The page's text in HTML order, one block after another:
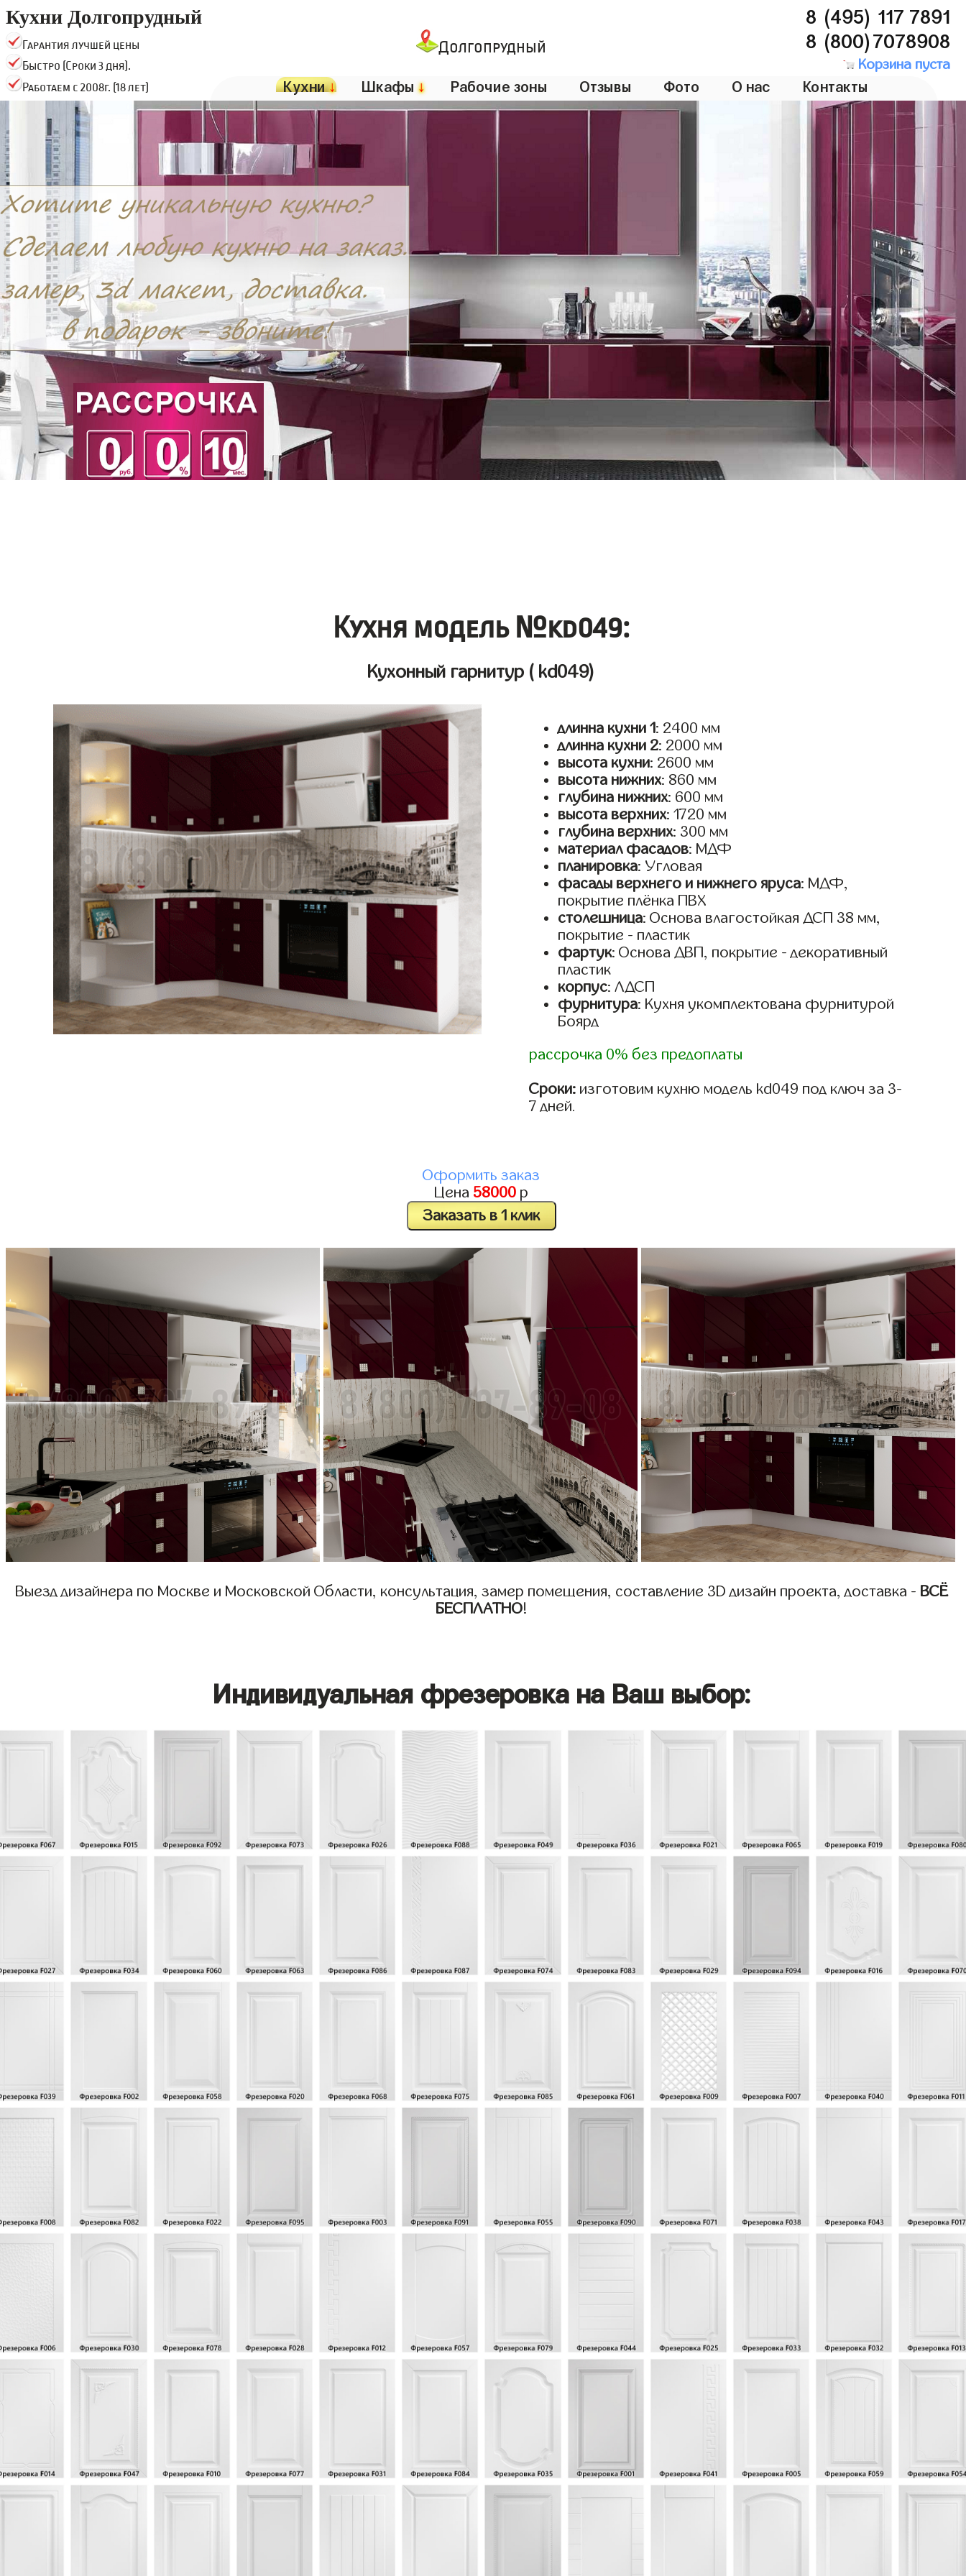
Кухни Долгопрудный
Гарантия лучшей цены
Быстро (Сроки 3 дня).
Работаем с 2008г. (18 лет)
Долгопрудный
8 (495) 117 7891
8 (800)7078908
Корзина пуста
Кухни↓ Шкафы↓ Рабочие зоны Отзывы Фото О нас Контакты
Кухня модель №kd049:
Кухонный гарнитур ( kd049)
длинна кухни 1: 2400 мм
длинна кухни 2: 2000 мм
высота кухни: 2600 мм
высота нижних: 860 мм
глубина нижних: 600 мм
высота верхних: 1720 мм
глубина верхних: 300 мм
материал фасадов: МДФ
планировка: Угловая
фасады верхнего и нижнего яруса: МДФ,
покрытие плёнка ПВХ
столешница: Основа влагостойкая ДСП 38 мм,
покрытие - пластик
фартук: Основа ДВП, покрытие - декоративный
пластик
корпус: ЛДСП
фурнитура: Кухня укомплектована фурнитурой
Боярд
рассрочка 0% без предоплаты
Сроки: изготовим кухню модель kd049 под ключ за 3-
7 дней.
Оформить заказ
Цена 58000 р
Заказать в 1 клик
Выезд дизайнера по Москве и Московской Области, консультация, замер помещения, составление 3D дизайн проекта, доставка - ВСЁ
БЕСПЛАТНО!
Индивидуальная фрезеровка на Ваш выбор: